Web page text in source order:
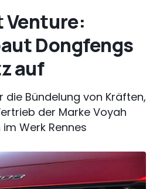
Venture:
Dongfengs
auf
Bündelung von Kräften,
der Marke Voyah
Werk Rennes